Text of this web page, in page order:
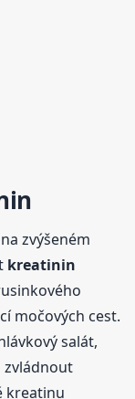
zvýšeném
kreatinin
močových cest.
salát,
zvládnout
kreatinu